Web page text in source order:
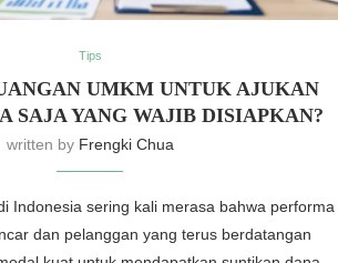
Tips
UMKM UNTUK AJUKAN
SAJA YANG WAJIB DISIAPKAN?
written by Frengki Chua
Indonesia sering kali merasa bahwa performa
dan pelanggan yang terus berdatangan